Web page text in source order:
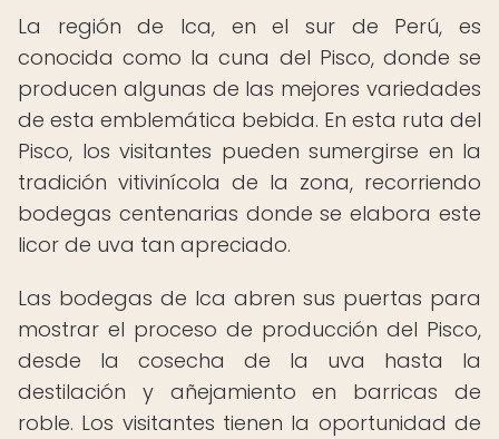
La región de Ica, en el sur de Perú, es
conocida como la cuna del Pisco, donde se
producen algunas de las mejores variedades
de esta emblemática bebida. En esta ruta del
Pisco, los visitantes pueden sumergirse en la
tradición vitivinícola de la zona, recorriendo
bodegas centenarias donde se elabora este
licor de uva tan apreciado.
Las bodegas de Ica abren sus puertas para
mostrar el proceso de producción del Pisco,
desde la cosecha de la uva hasta la
destilación y añejamiento en barricas de
roble. Los visitantes tienen la oportunidad de